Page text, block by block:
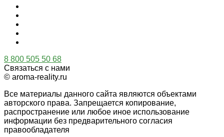
8 800 505 50 68
Связаться с нами
© aroma-reality.ru
Все материалы данного сайта являются объектами
авторского права. Запрещается копирование,
распространение или любое иное использование
информации без предварительного согласия
правообладателя